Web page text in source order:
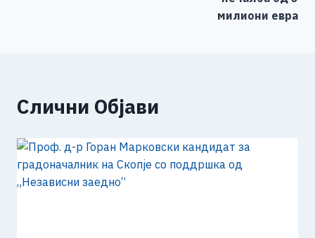
милиони евра
Слични Објави